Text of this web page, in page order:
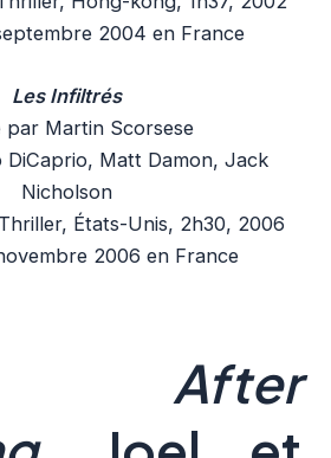
2004 en France
Les Infiltrés
par Martin Scorsese
DiCaprio, Matt Damon, Jack
Nicholson
États-Unis, 2h30, 2006
2006 en France
After